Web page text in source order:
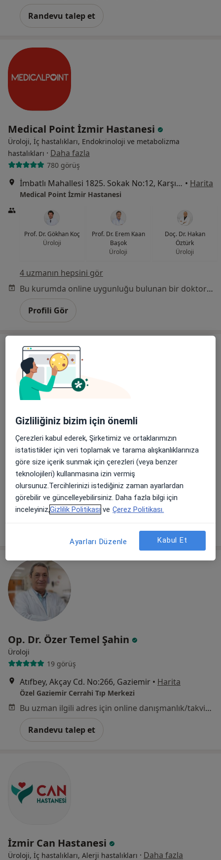
Randevu talep et
Medical Point İzmir Hastanesi
Üroloji, İç hastalıkları, Endokrinoloji ve metabolizma
hastalıkları · Daha fazla
780 görüş
İmbatlı Mahallesi 1825. Sokak No:12, Karşıyaka • Harita
Medical Point İzmir Hastanesi
Prof. Dr. Gökhan Koç
Üroloji
Prof. Dr. Erem Kaan
Başok
Üroloji
Doç. Dr. Hakan
Öztürk
Üroloji
4 uzmanın hepsini gör
Bu kurumda online uygunluğu bulunan bir doktor veya uzman bulunamadı
Profili Gör
Özel Batı Anadolu Hastanesi Central
Hospital
Üroloji, İç hastalıkları, Gastroenteroloji·Daha fazla
82 görüş
Özel Batı Anadolu Hastanesi Central Hospital
Op. Dr. Özer Temel Şahin
Üroloji
19 görüş
Atıfbey, Akçay Cd. No:266, Gaziemir • Harita
Özel Gaziemir Cerrahi Tıp Merkezi
Bu uzman ilgili adres için online danışmanlık/takvim sunmuyor.
Randevu talep et
İzmir Can Hastanesi
Üroloji, İç hastalıkları, Alerji hastalıkları · Daha fazla
Gizliliğiniz bizim için önemli
Çerezleri kabul ederek, Şirketimiz ve ortaklarımızın
istatistikler için veri toplamak ve tarama alışkanlıklarınıza
göre size içerik sunmak için çerezleri (veya benzer
teknolojileri) kullanmasına izin vermiş
olursunuz.Tercihlerinizi istediğiniz zaman ayarlardan
görebilir ve güncelleyebilirsiniz. Daha fazla bilgi için
inceleyiniz,Gizlilik Politikası ve Çerez Politikası.
Ayarları Düzenle Kabul Et